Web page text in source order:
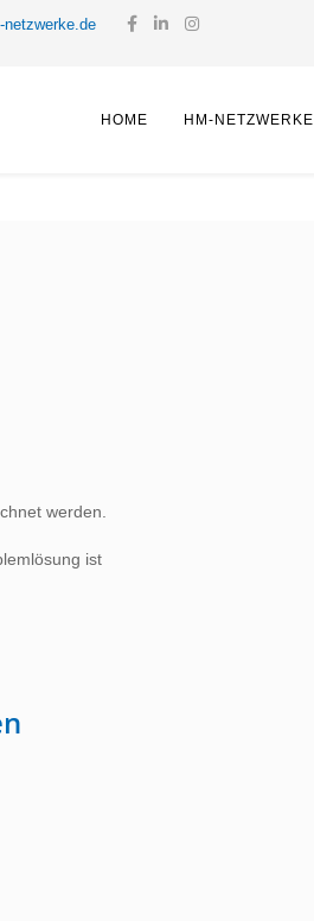
netzwerke.de
HOME HM-NETZWERKE
werden.
ist